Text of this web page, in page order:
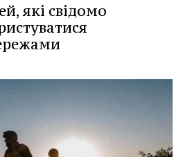
які свідомо